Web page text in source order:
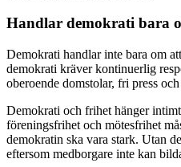
Handlar demokrati bara
Demokrati handlar inte bara om
demokrati kräver kontinuerlig
oberoende domstolar, fri press
Demokrati och frihet hänger
föreningsfrihet och mötesfrihet
demokratin ska vara stark. Utan
eftersom medborgare inte kan